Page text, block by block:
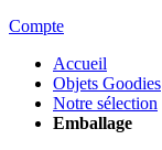
Compte
Accueil
Objets Goodies
Notre sélection
Emballage